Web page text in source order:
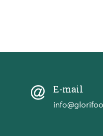
E-mail